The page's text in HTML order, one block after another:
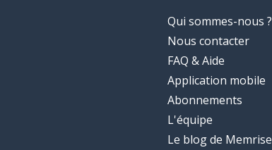
Qui sommes-nous ?
Nous contacter
FAQ & Aide
Application mobile
Abonnements
L'équipe
Le blog de Memrise